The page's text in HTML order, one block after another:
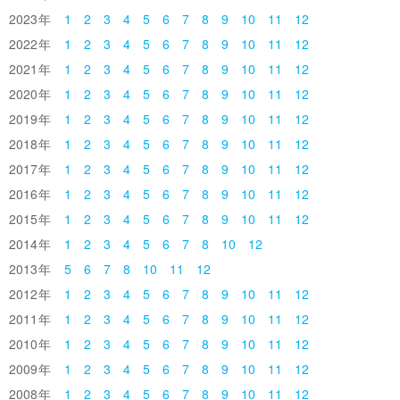
2023
1 2 3 4 5 6 7 8 9 10 11
12
2022
1 2 3 4 5 6 7 8 9 10 11
12
2021
1 2 3 4 5 6 7 8 9 10 11
12
2020
1 2 3 4 5 6 7 8 9 10 11
12
2019
1 2 3 4 5 6 7 8 9 10 11
12
2018
1 2 3 4 5 6 7 8 9 10 11
12
2017
1 2 3 4 5 6 7 8 9 10 11
12
2016
1 2 3 4 5 6 7 8 9 10 11
12
2015
1 2 3 4 5 6 7 8 9 10 11
12
2014
1 2 3 4 5 6 7 8 10
12
2013
5 6 7 8 10 11
12
2012
1 2 3 4 5 6 7 8 9 10 11
12
2011
1 2 3 4 5 6 7 8 9 10 11
12
2010
1 2 3 4 5 6 7 8 9 10 11
12
2009
1 2 3 4 5 6 7 8 9 10 11
12
2008
1 2 3 4 5 6 7 8 9 10 11 12